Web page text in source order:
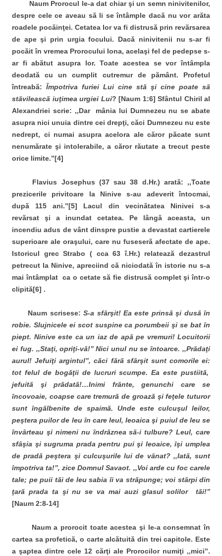
Naum Prorocul le-a dat chiar şi un semn ninivitenilor,
despre cele ce aveau să li se întâmple dacă nu vor arăta
roadele pocăinţei. Cetatea lor va fi distrusă prin revărsarea
de ape şi prin urgia focului. Dacă ninivitenii nu s-ar fi
pocăit în vremea Prorocului Iona, acelaşi fel de pedepse s-
ar fi abătut asupra lor. Toate acestea se vor întâmpla
deodată cu un cumplit cutremur de pământ. Profetul
întreabă: Împotriva furiei Lui cine stă şi cine poate să
stăvilească iuţimea urgiei Lui? [Naum 1:6] Sfântul Chiril al
Alexandriei scrie: ,,Dar mânia lui Dumnezeu nu se abate
asupra nici unuia dintre cei drepţi, căci Dumnezeu nu este
nedrept, ci numai asupra acelora ale căror păcate sunt
nenumărate şi intolerabile, a căror răutate a trecut peste
orice limite.’’[4]
Flavius Josephus (37 sau 38 d.Hr.) arată: ,,Toate
prezicerile privitoare la Ninive s-au adeverit întocmai,
după 115 ani.’’[5] Lacul din vecinătatea Ninivei s-a
revărsat şi a inundat cetatea. Pe lângă aceasta, un
incendiu adus de vânt dinspre pustie a devastat cartierele
superioare ale oraşului, care nu fuseseră afectate de ape.
Istoricul grec Strabo ( cca 63 î.Hr.) relatează dezastrul
petrecut la Ninive, apreciind că niciodată în istorie nu s-a
mai întâmplat ca o cetate să fie distrusă complet şi într-o
clipită[6] .
Naum scrisese:S-a sfârşit! Ea este prinsă şi dusă în
robie. Slujnicele ei scot suspine ca porumbeii şi se bat în
piept. Ninive este ca un iaz de apă pe vremuri! Locuitorii
ei fug. ,,Staţi, opriţi-vă!’’Nici unul nu se întoarce. ,,Prădaţi
aurul! Jefuiţi argintul’’, căci fără sfârşit sunt comorile ei:
tot felul de bogăţii de lucruri scumpe. Ea este pustiită,
jefuită şi prădată!…Inimi frânte, genunchi care se
încovoaie, coapse care tremură de groază şi feţele tuturor
sunt îngălbenite de spaimă. Unde este culcuşul leilor,
peştera puilor de leu în care leul, leoaica şi puiul de leu se
învârteau şi nimeni nu îndrăznea să-i tulbure? Leul, care
sfâşia şi sugruma prada pentru pui şi leoaice, îşi umplea
de pradă peştera şi culcuşurile lui de vânat?,,Iată, sunt
împotriva ta!’’, zice Domnul Savaot. ,,Voi arde cu foc carele
tale; pe puii tăi de leu sabia îi va străpunge; voi stârpi din
ţară prada ta şi nu se va mai auzi glasul solilor tăi!’’
[Naum 2:8-14]
Naum a prorocit toate acestea şi le-a consemnat în
cartea sa profetică, o carte alcătuită din trei capitole. Este
a şaptea dintre cele 12 cărţi ale Prorocilor numiţi ,,mici’’.